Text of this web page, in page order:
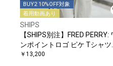
BUY2 10%OFF対象
着用動画あり
SHIPS
【SHIPS別注】FRED PERRY:
ンポイントロゴ ピケ Tシャツ
26SS
￥13,200